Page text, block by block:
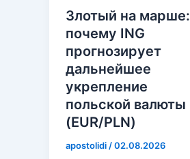
Злотый на марше:
почему ING
прогнозирует
дальнейшее
укрепление
польской валюты
(EUR/PLN)
apostolidi /02.08.2026